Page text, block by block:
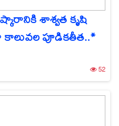
శాశ్వత కృషి
పూడికతీత..*
52